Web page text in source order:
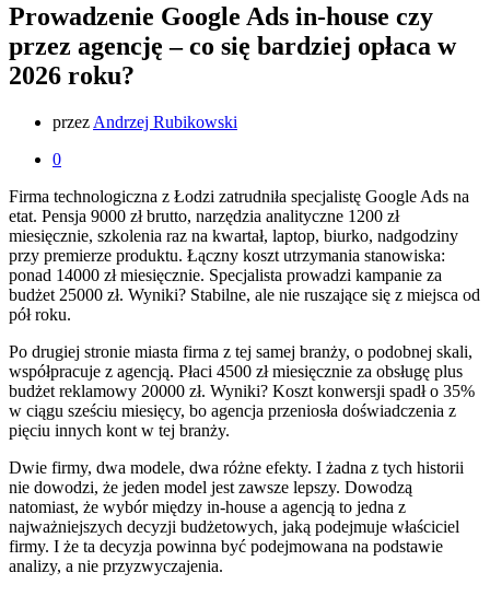
Prowadzenie Google Ads in-house czy
przez agencję – co się bardziej opłaca w
2026 roku?
przez Andrzej Rubikowski
0
Firma technologiczna z Łodzi zatrudniła specjalistę Google Ads na
etat. Pensja 9000 zł brutto, narzędzia analityczne 1200 zł
miesięcznie, szkolenia raz na kwartał, laptop, biurko, nadgodziny
przy premierze produktu. Łączny koszt utrzymania stanowiska:
ponad 14000 zł miesięcznie. Specjalista prowadzi kampanie za
budżet 25000 zł. Wyniki? Stabilne, ale nie ruszające się z miejsca od
pół roku.
Po drugiej stronie miasta firma z tej samej branży, o podobnej skali,
współpracuje z agencją. Płaci 4500 zł miesięcznie za obsługę plus
budżet reklamowy 20000 zł. Wyniki? Koszt konwersji spadł o 35%
w ciągu sześciu miesięcy, bo agencja przeniosła doświadczenia z
pięciu innych kont w tej branży.
Dwie firmy, dwa modele, dwa różne efekty. I żadna z tych historii
nie dowodzi, że jeden model jest zawsze lepszy. Dowodzą
natomiast, że wybór między in-house a agencją to jedna z
najważniejszych decyzji budżetowych, jaką podejmuje właściciel
firmy. I że ta decyzja powinna być podejmowana na podstawie
analizy, a nie przyzwyczajenia.